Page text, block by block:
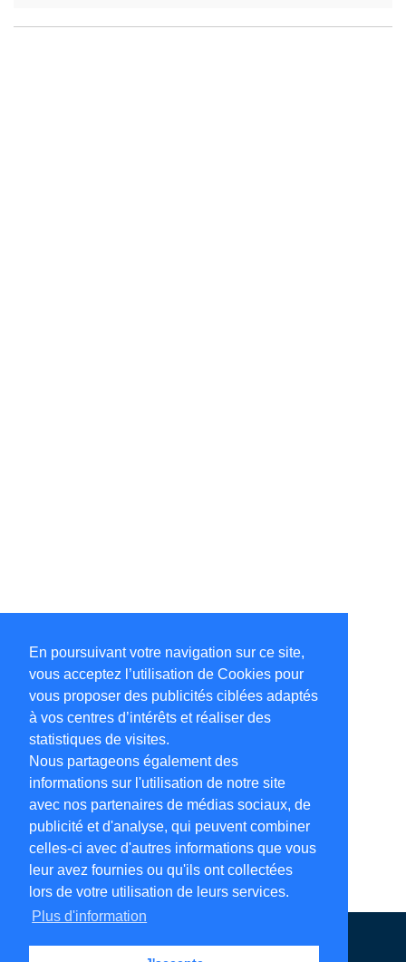
En poursuivant votre navigation sur ce site,
vous acceptez l’utilisation de Cookies pour
vous proposer des publicités ciblées adaptés
à vos centres d’intérêts et réaliser des
statistiques de visites.
Nous partageons également des
informations sur l'utilisation de notre site
avec nos partenaires de médias sociaux, de
publicité et d'analyse, qui peuvent combiner
celles-ci avec d'autres informations que vous
leur avez fournies ou qu'ils ont collectées
lors de votre utilisation de leurs services.
Plus d'information
Annuaire en ligne Légales Contact